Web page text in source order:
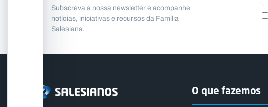
Subscreva a nossa newsletter e acompanhe
notícias, iniciativas e recursos da Família
Salesiana.
O que fazemos